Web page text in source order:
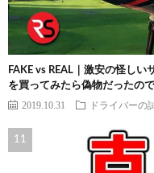
FAKE vs REAL｜激安の怪し
を買ってみたら偽物だったの
2019.10.31 ドライバーの